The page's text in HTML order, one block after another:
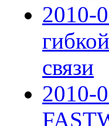
2010-
связи
2010-